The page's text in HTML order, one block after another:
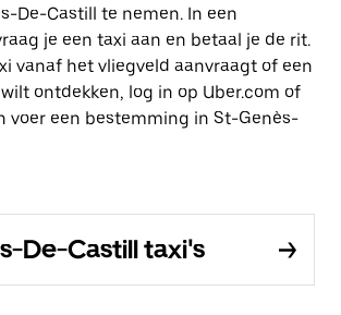
De-Castill te nemen. In een
je een taxi aan en betaal je de rit.
vanaf het vliegveld aanvraagt of een
ontdekken, log in op Uber.com of
voer een bestemming in St-Genès-
De-Castill taxi's